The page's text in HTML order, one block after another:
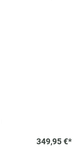
349,95 €*